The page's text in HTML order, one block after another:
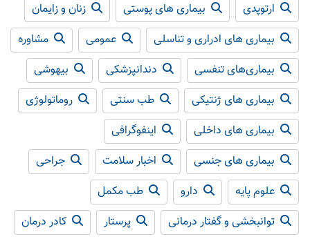
ارتوپدی
بیماری های پوستی
زنان و زایمان
بیماری های ادراری و تناسلی
عمومی
مشاوره
بیماری‌های تنفسی
دندانپزشکی
بیهوشی
بیماری های ژنتیکی
طب سنتی
روماتولوژی
بیماری های داخلی
اینفوگرافی
بیماری های جنسی
اخبار سلامت
جراحی
علوم پایه
دارو
طب مکمل
توانبخشی و گفتار درمانی
پرستار کادر درمان